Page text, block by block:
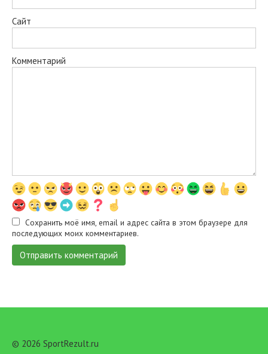
Сайт
Комментарий
Сохранить моё имя, email и адрес сайта в этом браузере для
последующих моих комментариев.
© 2026 SportRezult.ru